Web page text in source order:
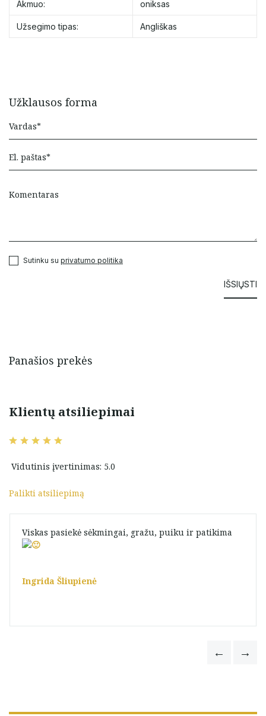
Akmuo: oniksas
Užsegimo tipas: Angliškas
Užklausos forma
Sutinku su privatumo politika
Panašios prekės
Klientų atsiliepimai
Vidutinis įvertinimas: 5.0
Palikti atsiliepimą
Viskas pasiekė sėkmingai, gražu, puiku ir patikima
Ingrida Šliupienė